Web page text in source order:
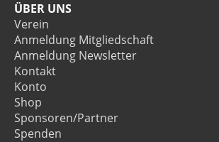
ÜBER UNS
Verein
Anmeldung Mitgliedschaft
Anmeldung Newsletter
Kontakt
Konto
Shop
Sponsoren/Partner
Spenden